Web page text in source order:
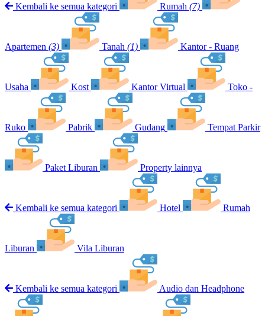
Kembali ke semua kategori Rumah (7)
Apartemen (3) Tanah (1) Kantor - Ruang
Usaha Kost Kantor Virtual Toko -
Ruko Pabrik Gudang Tempat Parkir
Paket Liburan Property lainnya
Kembali ke semua kategori Hotel Rumah
Liburan Vila Liburan
Kembali ke semua kategori Audio dan Headphone